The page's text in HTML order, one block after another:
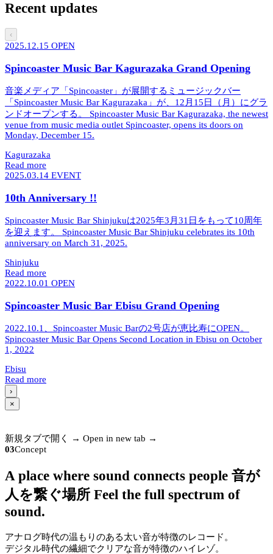
Recent updates
‹
2025.12.15 OPEN
Spincoaster Music Bar Kagurazaka Grand Opening
音楽メディア「Spincoaster」が展開するミュージックバー
「Spincoaster Music Bar Kagurazaka」が、12月15日（月）にグラ
ンドオープンする。
Spincoaster Music Bar Kagurazaka, the newest
venue from music media outlet Spincoaster, opens its doors on
Monday, December 15.
Kagurazaka
Read more
2025.03.14 EVENT
10th Anniversary !!
Spincoaster Music Bar Shinjukuは2025年3月31日をもって10周年
を迎えます。
Spincoaster Music Bar Shinjuku celebrates its 10th
anniversary on March 31, 2025.
Shinjuku
Read more
2022.10.01 OPEN
Spincoaster Music Bar Ebisu Grand Opening
2022.10.1、Spincoaster Music Barの2号店が恵比寿にOPEN。
Spincoaster Music Bar Opens Second Location in Ebisu on October
1, 2022
Ebisu
Read more
›
×
新規タブで開く → Open in new tab →
03Concept
A place where sound connects people 音が
人を繋ぐ場所 Feel the full spectrum of
sound.
アナログ時代の温もりのある太い音が特徴のレコード。
デジタル時代の繊細でクリアな音が特徴のハイレゾ。